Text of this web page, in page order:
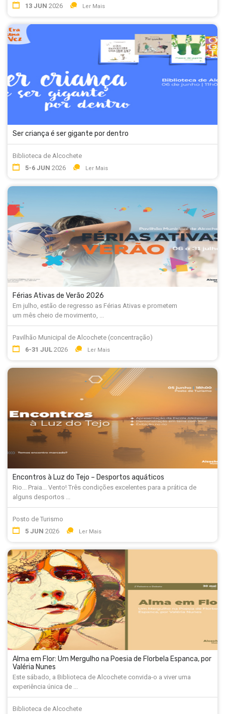
13 JUN 2026 Ler Mais
Ser criança é ser gigante por dentro
Biblioteca de Alcochete
5-6 JUN 2026 Ler Mais
Férias Ativas de Verão 2026
Em julho, estão de regresso as Férias Ativas e prometem
um mês cheio de movimento, ...
Pavilhão Municipal de Alcochete (concentração)
6-31 JUL 2026 Ler Mais
Encontros à Luz do Tejo – Desportos aquáticos
Rio... Praia... Vento! Três condições excelentes para a prática de
alguns desportos ...
Posto de Turismo
5 JUN 2026 Ler Mais
Alma em Flor: Um Mergulho na Poesia de Florbela Espanca, por
Valéria Nunes
Este sábado, a Biblioteca de Alcochete convida-o a viver uma
experiência única de ...
Biblioteca de Alcochete